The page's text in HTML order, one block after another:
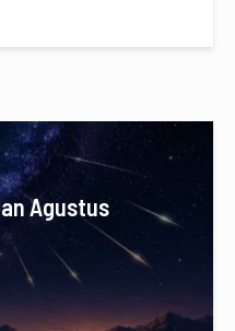
Agustus